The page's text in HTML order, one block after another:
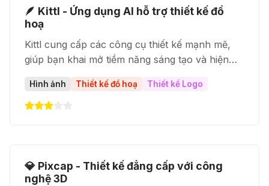
🪶 Kittl - Ứng dụng AI hỗ trợ thiết kế đồ
hoạ
Kittl cung cấp các công cụ thiết kế mạnh mẽ,
giúp bạn khai mở tiềm năng sáng tạo và hiện
thực hóa những ý tưởng một cách nhanh
chóng và hiệu quả.
Hình ảnh Thiết kế đồ hoạ Thiết kế Logo
💎 Pixcap - Thiết kế đẳng cấp với công
nghệ 3D